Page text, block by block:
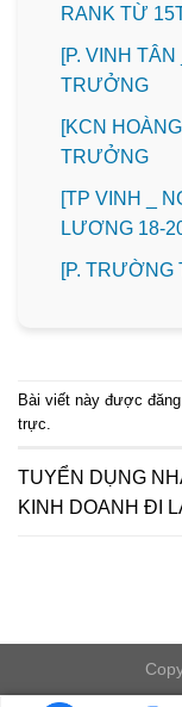
RANK TỪ
[P. VINH
TRƯỞNG
️[KCN
TRƯỞNG
[TP VINH _
LƯƠNG 18-
️[P. TRƯỜNG
Bài viết này được
trực
TUYỂN DỤNG
KINH DOANH ĐI